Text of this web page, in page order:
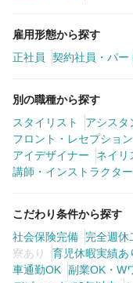
雇用形態から探す
正社員
契約社員・パー
別の職種から探す
スタイリスト
アシスタ
フロント・レセプション
アイデザイナー
ネイリ
講師・インストラクター
こだわり条件から探す
社会保険完備
完全週休
寮あり
育児休暇実績あ
車通勤OK 副業OK・W